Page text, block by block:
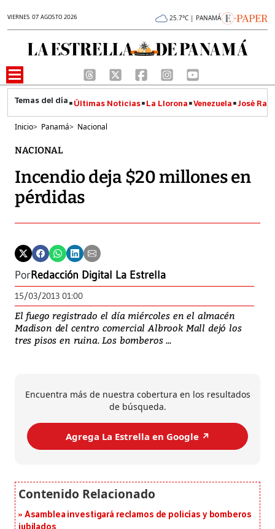
VIERNES 07 AGOSTO 2026 25.7°C | PANAMÁ
Últimas Noticias La Llorona Venezuela José
Inicio> Panamá> Nacional
NACIONAL
Incendio deja $20 millones en
pérdidas
PorRedacción Digital La Estrella
15/03/2013 01:00
El fuego registrado el día miércoles en el almacén
Madison del centro comercial Albrook Mall dejó los
tres pisos en ruina. Los bomberos ...
Encuentra más de nuestra cobertura en los resultados
de búsqueda.
Agrega La Estrella en Google ↗️
Asamblea investigará reclamos de policías y bomberos